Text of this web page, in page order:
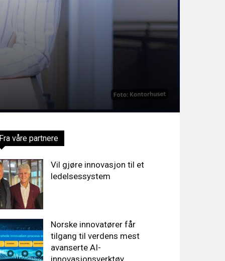
våre partnere
Vil gjøre innovasjon til et
ledelsessystem
Norske innovatører får
tilgang til verdens mest
avanserte AI-
innovasjonsverktøy